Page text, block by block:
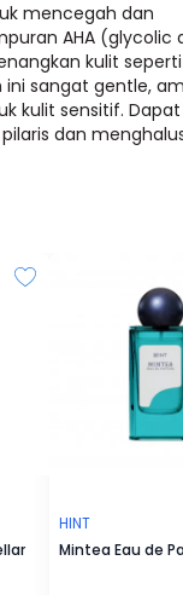
mencegah dan
AHA (glycolic
kulit
ini sangat gentle,
kulit sensitif. Dapat
dan
HINT
Mintea Eau de